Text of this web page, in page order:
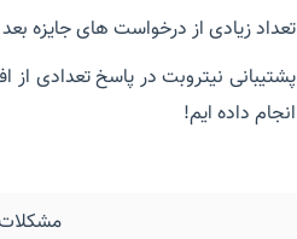
تعداد زیادی از درخواست های جایزه
پشتیبانی نیتروبت در پاسخ تعدادی از
انجام داده ایم!
مشکلات